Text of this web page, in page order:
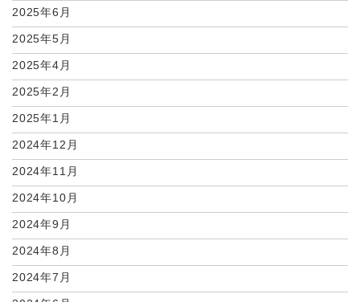
2025年6月
2025年5月
2025年4月
2025年2月
2025年1月
2024年12月
2024年11月
2024年10月
2024年9月
2024年8月
2024年7月